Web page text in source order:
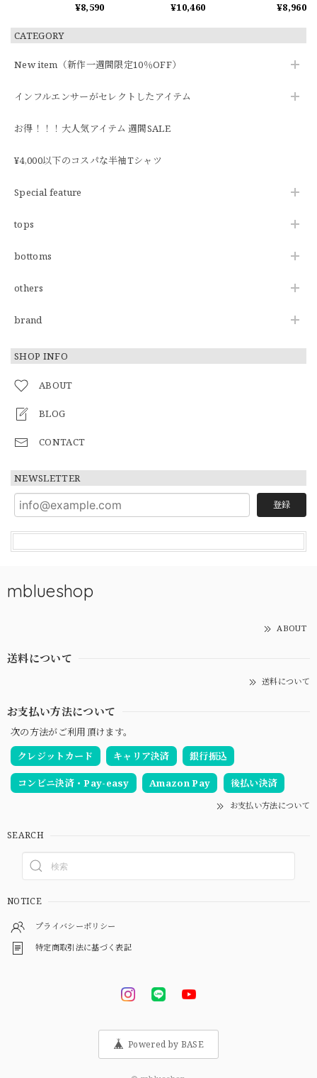
CATEGORY
New item（新作一週間限定10％OFF）
インフルエンサーがセレクトしたアイテム
お得！！！大人気アイテム 週間SALE
¥4,000以下のコスパな半袖Tシャツ
Special feature
tops
bottoms
others
brand
SHOP INFO
ABOUT
BLOG
CONTACT
NEWSLETTER
登録
¥8,590 ¥10,460 ¥8,960
mblueshop
ABOUT
送料について
送料について
お支払い方法について
次の方法がご利用頂けます。
クレジットカード
キャリア決済 銀行振込
コンビニ決済・Pay-easy Amazon Pay 後払い決済
お支払い方法について
SEARCH
NOTICE
プライバシーポリシー
特定商取引法に基づく表記
Powered by BASE